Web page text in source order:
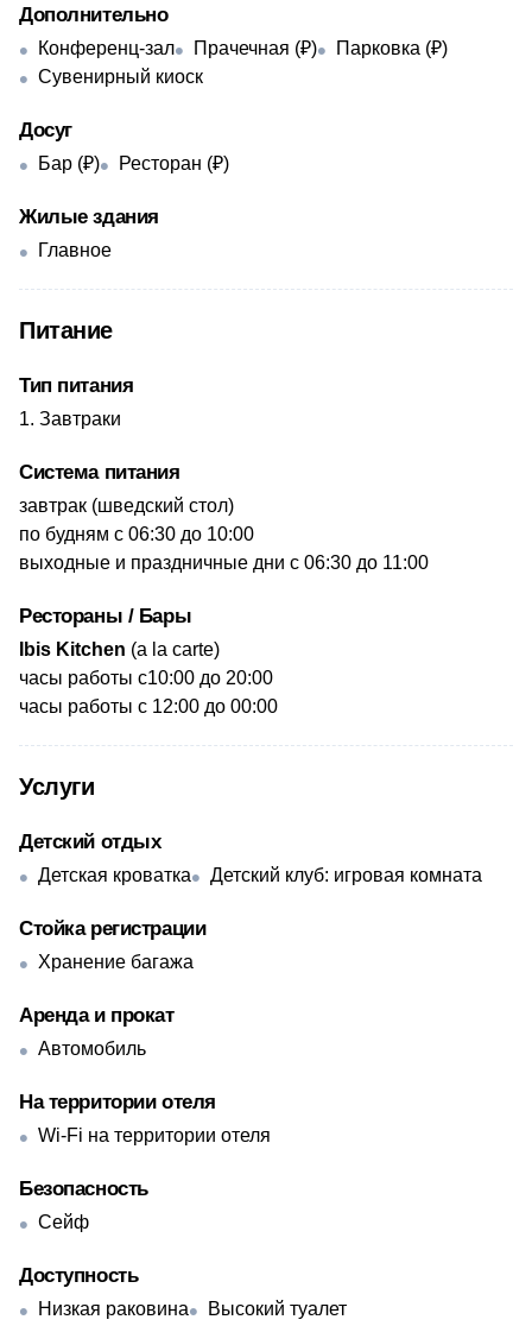
Дополнительно
Конференц-зал Прачечная (₽)
Парковка (₽)
Сувенирный киоск
Досуг
Бар (₽) Ресторан (₽)
Жилые здания
Главное
Питание
Тип питания
Завтраки
Система питания
​завтрак (шведский стол)
по будням с 06:30 до 10:00
выходные и праздничные дни с 06:30 до 11:00
Рестораны / Бары
Ibis Kitchen (a la carte)
часы работы с10:00 до 20:00
​часы работы с 12:00 до 00:00
Услуги
Детский отдых
Детская кроватка Детский клуб: игровая комната
Стойка регистрации
Хранение багажа
Аренда и прокат
Автомобиль
На территории отеля
Wi-Fi на территории отеля
Безопасность
Сейф
Доступность
Низкая раковина
Высокий туалет